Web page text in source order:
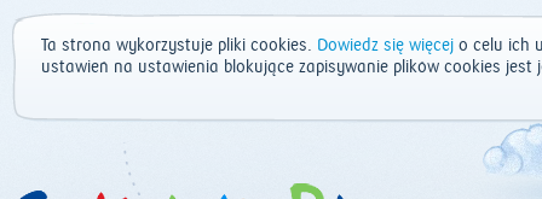
Ta strona wykorzystuje pliki cookies. Dowiedz się więcej o celu ich
ustawień na ustawienia blokujące zapisywanie plików cookies